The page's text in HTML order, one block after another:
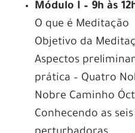
Módulo I – 9h às
O que é Meditação
Objetivo da
Aspectos
prática – Quatro
Nobre Caminho
Conhecendo as